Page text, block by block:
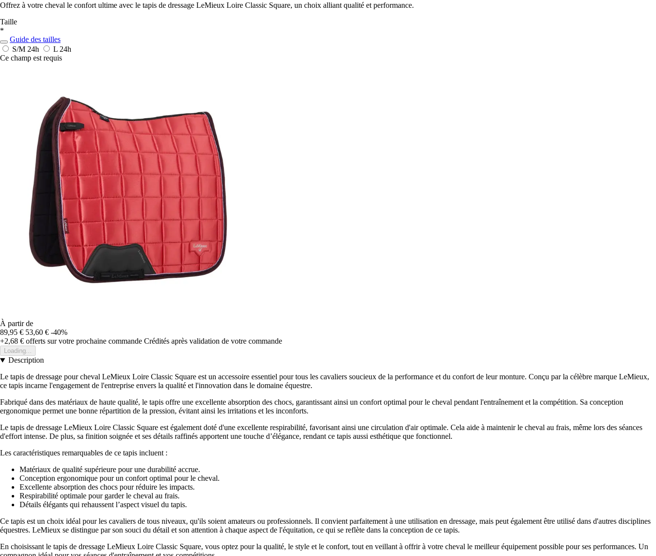
Offrez à votre cheval le confort ultime avec le tapis de dressage LeMieux Loire Classic Square, un choix alliant qualité et performance.
Taille
*
Guide des tailles
S/M 24h L 24h
Ce champ est requis
À partir de
89,95 € 53,60 € -40%
+2,68 € offerts sur votre prochaine commande Crédités après validation de votre commande
Loading...
Description
Le tapis de dressage pour cheval LeMieux Loire Classic Square est un accessoire essentiel pour tous les cavaliers soucieux de la performance et du confort de leur monture. Conçu par la célèbre marque LeMieux,
ce tapis incarne l'engagement de l'entreprise envers la qualité et l'innovation dans le domaine équestre.
Fabriqué dans des matériaux de haute qualité, le tapis offre une excellente absorption des chocs, garantissant ainsi un confort optimal pour le cheval pendant l'entraînement et la compétition. Sa conception
ergonomique permet une bonne répartition de la pression, évitant ainsi les irritations et les inconforts.
Le tapis de dressage LeMieux Loire Classic Square est également doté d'une excellente respirabilité, favorisant ainsi une circulation d'air optimale. Cela aide à maintenir le cheval au frais, même lors des séances
d'effort intense. De plus, sa finition soignée et ses détails raffinés apportent une touche d’élégance, rendant ce tapis aussi esthétique que fonctionnel.
Les caractéristiques remarquables de ce tapis incluent :
Matériaux de qualité supérieure pour une durabilité accrue.
Conception ergonomique pour un confort optimal pour le cheval.
Excellente absorption des chocs pour réduire les impacts.
Respirabilité optimale pour garder le cheval au frais.
Détails élégants qui rehaussent l’aspect visuel du tapis.
Ce tapis est un choix idéal pour les cavaliers de tous niveaux, qu'ils soient amateurs ou professionnels. Il convient parfaitement à une utilisation en dressage, mais peut également être utilisé dans d'autres disciplines
équestres. LeMieux se distingue par son souci du détail et son attention à chaque aspect de l'équitation, ce qui se reflète dans la conception de ce tapis.
En choisissant le tapis de dressage LeMieux Loire Classic Square, vous optez pour la qualité, le style et le confort, tout en veillant à offrir à votre cheval le meilleur équipement possible pour ses performances. Un